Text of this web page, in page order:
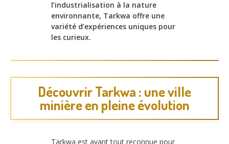
l’industrialisation à la nature
environnante, Tarkwa offre une
variété d’expériences uniques pour
les curieux.
Découvrir Tarkwa : une ville
minière en pleine évolution
Tarkwa est avant tout reconnue pour